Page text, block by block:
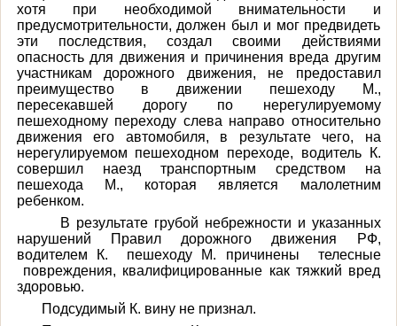
хотя при необходимой внимательности и
предусмотрительности, должен был и мог предвидеть
эти последствия, создал своими действиями
опасность для движения и причинения вреда другим
участникам дорожного движения, не предоставил
преимущество в движении пешеходу М.,
пересекавшей дорогу по нерегулируемому
пешеходному переходу слева направо относительно
движения его автомобиля, в результате чего, на
нерегулируемом пешеходном переходе, водитель К.
совершил наезд транспортным средством на
пешехода М., которая является малолетним
ребенком.
В результате грубой небрежности и указанных
нарушений Правил дорожного движения РФ,
водителем К. пешеходу М. причинены телесные
повреждения, квалифицированные как тяжкий вред
здоровью.
Подсудимый К. вину не признал.